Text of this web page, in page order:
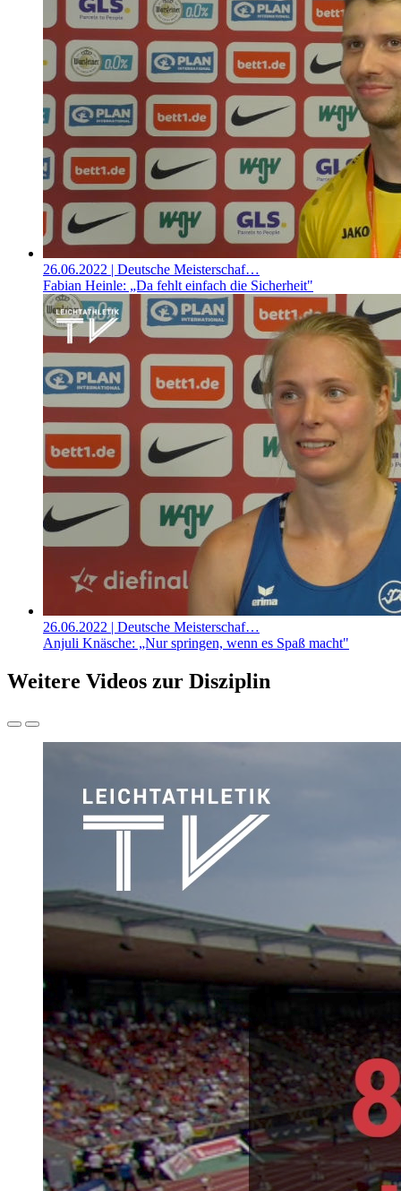
26.06.2022 | Deutsche Meisterschaf…
Fabian Heinle: „Da fehlt einfach die Sicherheit"
26.06.2022 | Deutsche Meisterschaf…
Anjuli Knäsche: „Nur springen, wenn es Spaß macht"
Weitere Videos zur Disziplin